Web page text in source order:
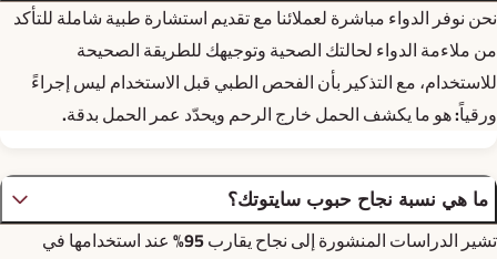
نحن نوفر الدواء مباشرة لعملائنا مع تقديم استشارة طبية شاملة للتأكد
من ملاءمة الدواء لحالتك الصحية وتوجيهك للطريقة الصحيحة
للاستخدام، مع التذكير بأن الفحص الطبي قبل الاستخدام ليس إجراءً
ورقياً: هو ما يكشف الحمل خارج الرحم ويحدّد عمر الحمل بدقة.
ما هي نسبة نجاح حبوب سايتوتك؟
تشير الدراسات المنشورة إلى نجاح يقارب 95% عند استخدامها في